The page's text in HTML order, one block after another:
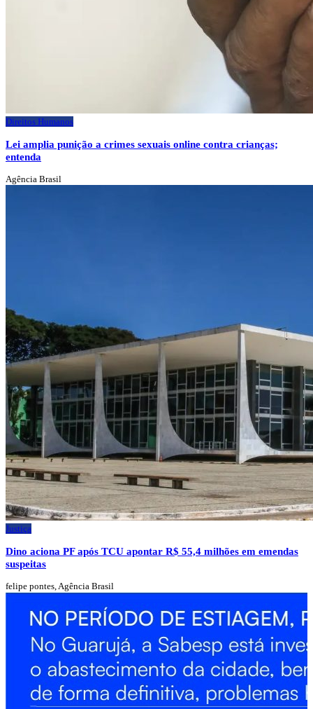
Direitos Humanos
Lei amplia punição a crimes sexuais online contra crianças;
entenda
Agência Brasil
Justiça
Dino aciona PF após TCU apontar R$ 55,4 milhões em emendas
suspeitas
felipe pontes, Agência Brasil